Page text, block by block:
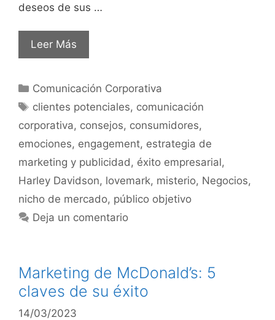
deseos de sus …
Leer Más
Comunicación Corporativa
clientes potenciales, comunicación
corporativa, consejos, consumidores,
emociones, engagement, estrategia de
marketing y publicidad, éxito empresarial,
Harley Davidson, lovemark, misterio, Negocios,
nicho de mercado, público objetivo
Deja un comentario
Marketing de McDonald’s: 5
claves de su éxito
14/03/2023